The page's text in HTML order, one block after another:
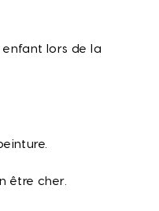
lors de la
être cher.